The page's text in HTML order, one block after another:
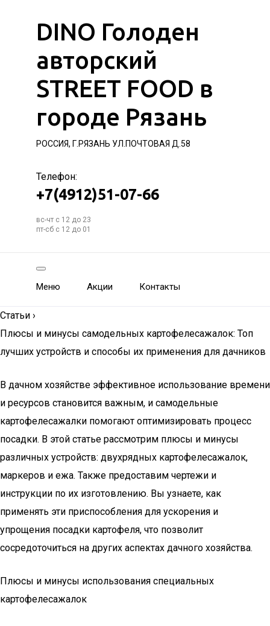
DINO Голоден
авторский
STREET FOOD в
городе Рязань
РОССИЯ, Г.РЯЗАНЬ УЛ.ПОЧТОВАЯ Д.58
Телефон:
+7(4912)51-07-66
вс-чт с 12 до 23
пт-сб с 12 до 01
Меню Акции Контакты
Статьи ›
Плюсы и минусы самодельных картофелесажалок: Топ
лучших устройств и способы их применения для дачников
В дачном хозяйстве эффективное использование времени
и ресурсов становится важным, и самодельные
картофелесажалки помогают оптимизировать процесс
посадки. В этой статье рассмотрим плюсы и минусы
различных устройств: двухрядных картофелесажалок,
маркеров и ежа. Также предоставим чертежи и
инструкции по их изготовлению. Вы узнаете, как
применять эти приспособления для ускорения и
упрощения посадки картофеля, что позволит
сосредоточиться на других аспектах дачного хозяйства.
Плюсы и минусы использования специальных
картофелесажалок